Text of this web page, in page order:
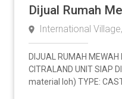
Dijual Rumah
International
DIJUAL RUMAH MEWAH
CITRALAND UNIT SIAP
material loh) TYPE: